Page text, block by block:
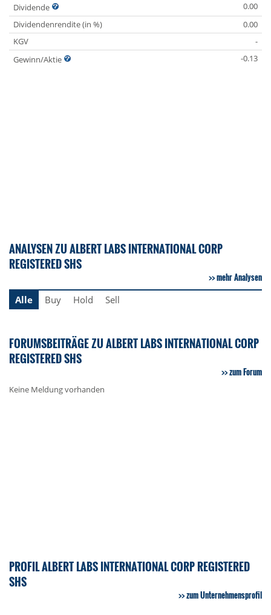
Dividende
0.00
Dividendenrendite (in %)
0.00
KGV
-
Gewinn/Aktie
-0.13
ANALYSEN ZU ALBERT LABS INTERNATIONAL CORP
REGISTERED SHS
mehr Analysen
Alle
Buy Hold Sell
FORUMSBEITRÄGE ZU ALBERT LABS INTERNATIONAL CORP
REGISTERED SHS
zum Forum
Keine Meldung vorhanden
PROFIL ALBERT LABS INTERNATIONAL CORP REGISTERED
SHS
zum Unternehmensprofil